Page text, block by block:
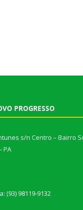
PROGRESSO
s/n Centro – Bairro
PA
(93) 98119-9132